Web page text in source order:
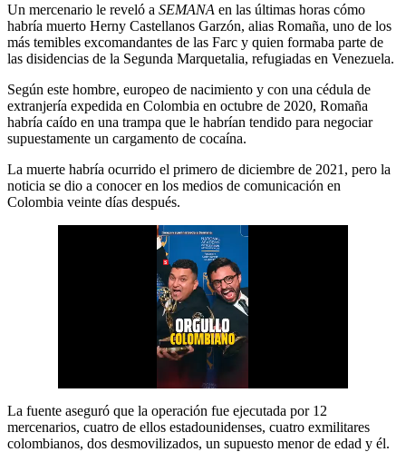
Un mercenario le reveló a SEMANA en las últimas horas cómo
habría muerto Herny Castellanos Garzón, alias Romaña, uno de los
más temibles excomandantes de las Farc y quien formaba parte de
las disidencias de la Segunda Marquetalia, refugiadas en Venezuela.
Según este hombre, europeo de nacimiento y con una cédula de
extranjería expedida en Colombia en octubre de 2020, Romaña
habría caído en una trampa que le habrían tendido para negociar
supuestamente un cargamento de cocaína.
La muerte habría ocurrido el primero de diciembre de 2021, pero la
noticia se dio a conocer en los medios de comunicación en
Colombia veinte días después.
La fuente aseguró que la operación fue ejecutada por 12
mercenarios, cuatro de ellos estadounidenses, cuatro exmilitares
colombianos, dos desmovilizados, un supuesto menor de edad y él.